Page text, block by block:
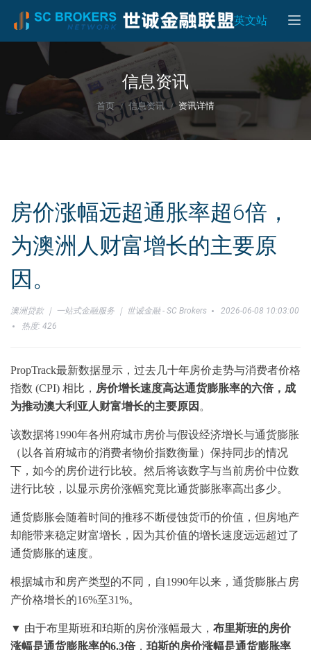
英文站
信息资讯
首页 信息资讯 资讯详情
房价涨幅远超通胀率超6倍，
为澳洲人财富增长的主要原
因。
澳洲贷款 ｜ 一站式金融服务 ｜ 世诚金融 - SC Brokers
2026-06-08 10:03:00
热度: 426
PropTrack最新数据显示，过去几十年房价走势与消费者价格
指数 (CPI) 相比， 房价增长速度高达通货膨胀率的六倍，成
为推动澳大利亚人财富增长的主要原因 。
该数据将1990年各州府城市房价与假设经济增长与通货膨胀
（以各首府城市的消费者物价指数衡量）保持同步的情况
下，如今的房价进行比较。然后将该数字与当前房价中位数
进行比较，以显示房价涨幅究竟比通货膨胀率高出多少。
通货膨胀会随着时间的推移不断侵蚀货币的价值，但房地产
却能带来稳定财富增长，因为其价值的增长速度远远超过了
通货膨胀的速度。
根据城市和房产类型的不同，自1990年以来，通货膨胀占房
产价格增长的16%至31%。
▼ 由于布里斯班和珀斯的房价涨幅最大， 布里斯班的房价
涨幅是通货膨胀率的6.3倍， 珀斯的房价涨幅是通货膨胀率